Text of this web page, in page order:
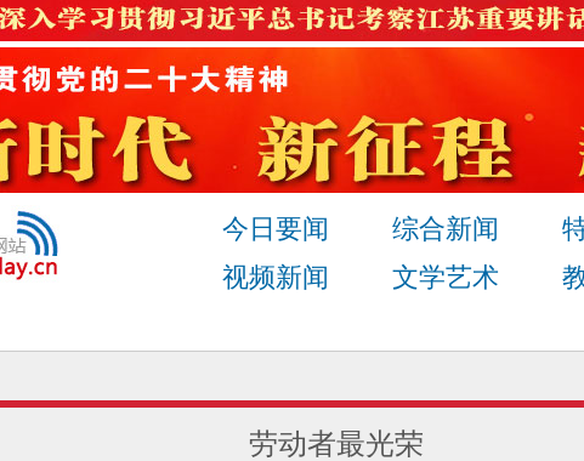
今日要闻 综合新闻
视频新闻
文学艺术
劳动者最光荣